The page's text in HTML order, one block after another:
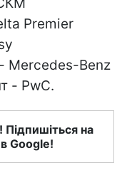
Premier
Mercedes-Benz
- PwC.
Підпишіться на
Google!